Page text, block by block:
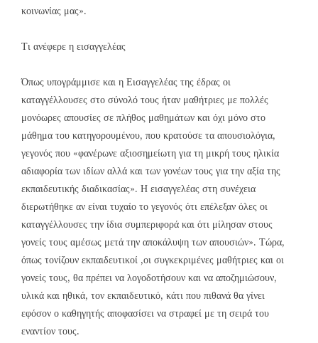
κοινωνίας μας».
Τι ανέφερε η εισαγγελέας
Όπως υπογράμμισε και η Εισαγγελέας της έδρας οι
καταγγέλλουσες στο σύνολό τους ήταν μαθήτριες με πολλές
μονόωρες απουσίες σε πλήθος μαθημάτων και όχι μόνο στο
μάθημα του κατηγορουμένου, που κρατούσε τα απουσιολόγια,
γεγονός που «φανέρωνε αξιοσημείωτη για τη μικρή τους ηλικία
αδιαφορία των ιδίων αλλά και των γονέων τους για την αξία της
εκπαιδευτικής διαδικασίας». Η εισαγγελέας στη συνέχεια
διερωτήθηκε αν είναι τυχαίο το γεγονός ότι επέλεξαν όλες οι
καταγγέλλουσες την ίδια συμπεριφορά και ότι μίλησαν στους
γονείς τους αμέσως μετά την αποκάλυψη των απουσιών». Τώρα,
όπως τονίζουν εκπαιδευτικοί ,οι συγκεκριμένες μαθήτριες και οι
γονείς τους, θα πρέπει να λογοδοτήσουν και να αποζημιώσουν,
υλικά και ηθικά, τον εκπαιδευτικό, κάτι που πιθανά θα γίνει
εφόσον ο καθηγητής αποφασίσει να στραφεί με τη σειρά του
εναντίον τους.